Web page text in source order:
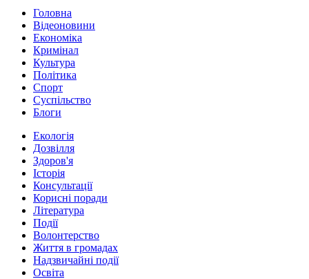
Головна
Відеоновини
Економіка
Кримінал
Культура
Політика
Спорт
Суспільство
Блоги
Екологія
Дозвілля
Здоров'я
Історія
Консультації
Корисні поради
Література
Події
Волонтерство
Життя в громадах
Надзвичайні події
Освіта